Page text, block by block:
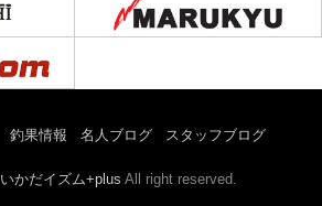
釣果情報 名人ブログ スタッフブログ
いかだイズム+plus All right reserved.